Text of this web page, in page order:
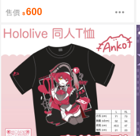
售價 600